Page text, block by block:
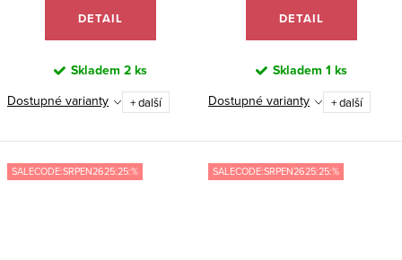
DETAIL
Skladem 2 ks
Dostupné varianty + další
DETAIL
Skladem 1 ks
Dostupné varianty + další
SALECODE:SRPEN2625:25:% SALECODE:SRPEN2625:25:%